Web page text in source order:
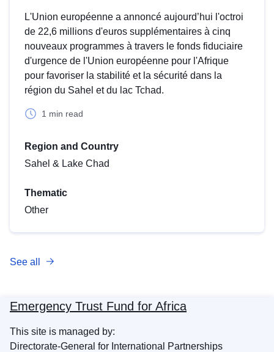
L'Union européenne a annoncé aujourd’hui l'octroi
de 22,6 millions d'euros supplémentaires à cinq
nouveaux programmes à travers le fonds fiduciaire
d'urgence de l'Union européenne pour l'Afrique
pour favoriser la stabilité et la sécurité dans la
région du Sahel et du lac Tchad.
1 min read
Region and Country
Sahel & Lake Chad
Thematic
Other
See all
Emergency Trust Fund for Africa
This site is managed by:
Directorate-General for International Partnerships